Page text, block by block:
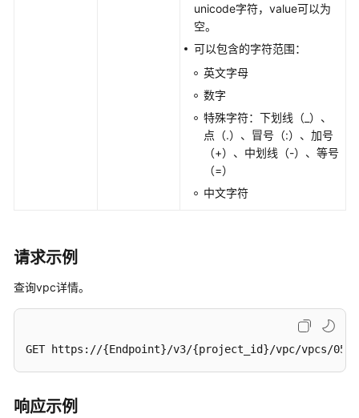
unicode字符，value可以为
空。
可以包含的字符范围：
英文字母
数字
特殊字符：下划线（_）、
点（.）、冒号（:）、加号
（+）、中划线（-）、等号
（=）
中文字符
请求示例
查询vpc详情。
GET https://{Endpoint}/v3/{project_id}/vpc/vpcs/
响应示例